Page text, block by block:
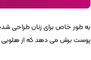
به طور خاص برای زنان طراحی
پوست برش می دهد که از هلویی